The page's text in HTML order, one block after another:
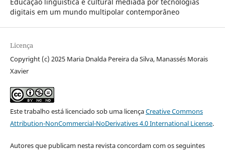
digitais em um mundo multipolar contemporâneo
Licença
Copyright (c) 2025 Maria Dnalda Pereira da Silva, Manassés Morais
Xavier
Este trabalho está licenciado sob uma licençaCreative Commons
Attribution-NonCommercial-NoDerivatives 4.0 International License.
Autores que publicam nesta revista concordam com os seguintes